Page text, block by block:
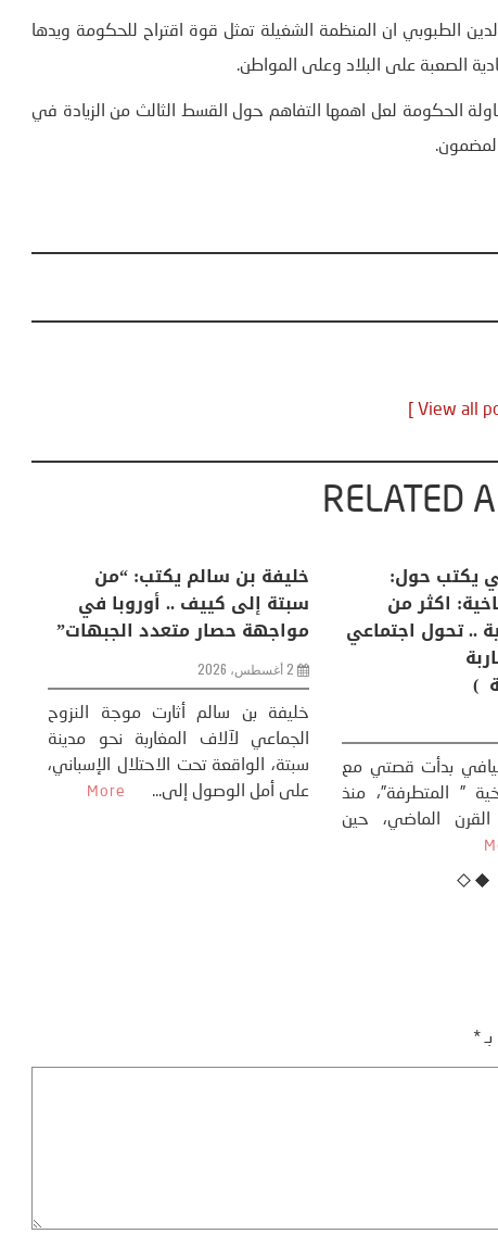
الطبوبي ان المنظمة الشغيلة تمثل قوة اقتراح للحكومة ويدها
الصعبة على البلاد وعلى المواطن.
الحكومة لعل اهمها التفاهم حول القسط الثالث من الزيادة في
RELATED
منذر بالضيافي يكتب حول:
التغيرات المناخية: اكثر من
ظاهرة طبيعية .. تحول اجتماعي
وحضاري ( مقاربة
سوسيولوجية )
23 يوليو، 2026
كتب: منذر بالضيافي بدأت قصتي مع
التغييرات المناخية ” المتطرفة”، منذ
.. كيف
والعالم؟
** المنعطف
السوسيولوجي،
القوة عالميًا، **
تاريخ...
More
بـ*